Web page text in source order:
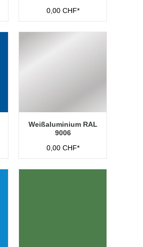
0,00 CHF*
Weißaluminium RAL
9006
0,00 CHF*